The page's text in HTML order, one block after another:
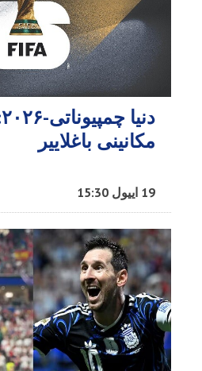
مکانینی باغلاییر
19 اییول 15:30